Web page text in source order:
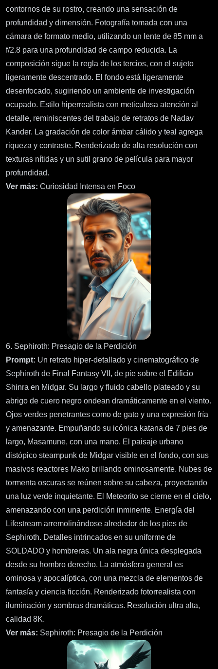
contornos de su rostro, creando una sensación de
profundidad y dimensión. Fotografía tomada con una
cámara de formato medio, utilizando un lente de 85 mm a
f/2.8 para una profundidad de campo reducida. La
composición sigue la regla de los tercios, con el sujeto
ligeramente descentrado. El fondo está ligeramente
desenfocado, sugiriendo un ambiente de investigación
ocupado. Estilo hiperrealista con meticulosa atención al
detalle, reminiscentes del trabajo de retratos de Nadav
Kander. La gradación de color ámbar cálido y teal agrega
riqueza y contraste. Renderizado de alta resolución con
texturas nítidas y un sutil grano de película para mayor
profundidad.
Ver más: Curiosidad Intensa en Foco
6. Sephiroth: Presagio de la Perdición
Prompt: Un retrato hiper-detallado y cinematográfico de
Sephiroth de Final Fantasy VII, de pie sobre el Edificio
Shinra en Midgar. Su largo y fluido cabello plateado y su
abrigo de cuero negro ondean dramáticamente en el viento.
Ojos verdes penetrantes como de gato y una expresión fría
y amenazante. Empuñando su icónica katana de 7 pies de
largo, Masamune, con una mano. El paisaje urbano
distópico steampunk de Midgar visible en el fondo, con sus
masivos reactores Mako brillando ominosamente. Nubes de
tormenta oscuras se reúnen sobre su cabeza, proyectando
una luz verde inquietante. El Meteorito se cierne en el cielo,
amenazando con una perdición inminente. Energía del
Lifestream arremolinándose alrededor de los pies de
Sephiroth. Detalles intrincados en su uniforme de
SOLDADO y hombreras. Un ala negra única desplegada
desde su hombro derecho. La atmósfera general es
ominosa y apocalíptica, con una mezcla de elementos de
fantasía y ciencia ficción. Renderizado fotorrealista con
iluminación y sombras dramáticas. Resolución ultra alta,
calidad 8K.
Ver más: Sephiroth: Presagio de la Perdición